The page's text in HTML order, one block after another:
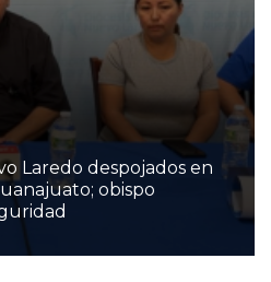
Laredo despojados en
obispo